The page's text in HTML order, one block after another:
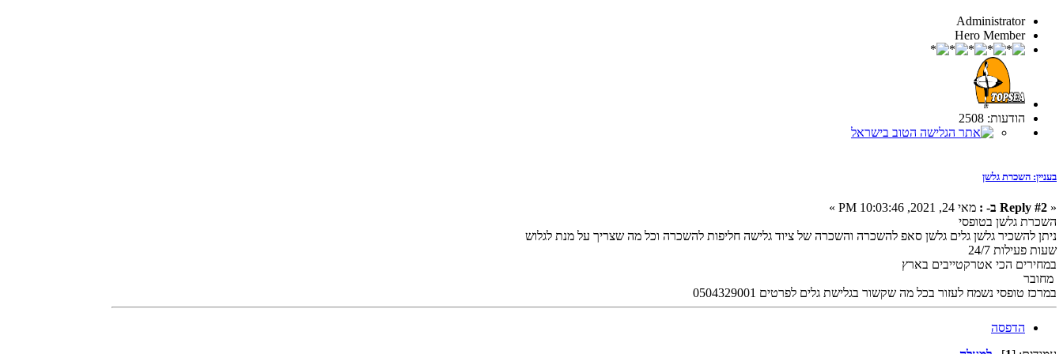
Administrator
Hero Member
הודעות: 2508
בעניין: השכרת גלשן
« Reply #2 ב- :
מאי 24, 2021, 10:03:46 PM »
השכרת גלשן בטופסי
ניתן להשכיר גלשן גלים גלשן סאפ להשכרה והשכרה של ציוד גלישה חליפות להשכרה וכל מה שצריך על מנת לגלוש
שעות פעילות 24/7
במחירים הכי אטרקטייבים בארץ
מחובר
במרכז טופסי נשמח לעזור בכל מה שקשור בגלישת גלים לפרטים 0504329001
הדפסה